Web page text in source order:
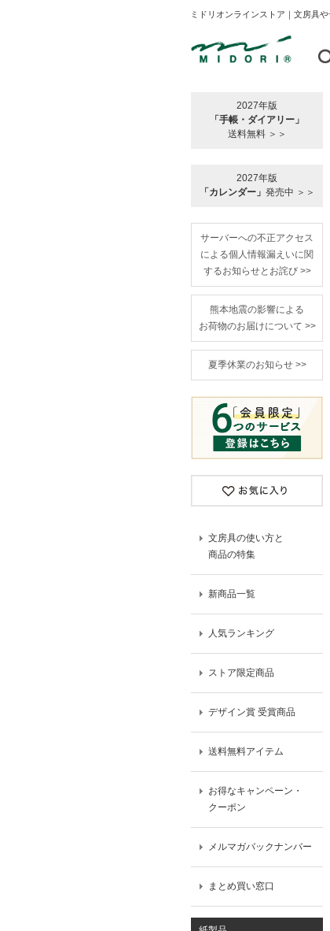
ミドリオンラインストア｜文房具
2027年版
「手帳・ダイアリー」
送料無料 ＞＞
2027年版
「カレンダー」 発売中 ＞＞
サーバーへの不正アクセス
による個人情報漏えいに関
するお知らせとお詫び >>
熊本地震の影響による
お荷物のお届けについて >>
夏季休業のお知らせ >>
文房具の使い方と
商品の特集
新商品一覧
人気ランキング
ストア限定商品
デザイン賞 受賞商品
送料無料アイテム
お得なキャンペーン・
クーポン
メルマガバックナンバー
まとめ買い窓口